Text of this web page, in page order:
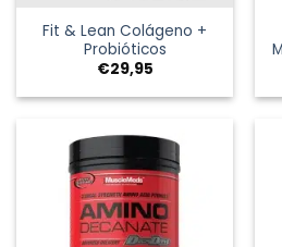
Fit & Lean Colágeno +
Probióticos
€29,95